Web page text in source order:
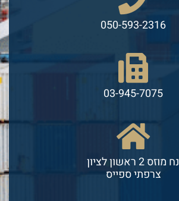
050-593-2316
03-945-7075
נח מוזס 2 ראשון לציון
צרפתי ספייס